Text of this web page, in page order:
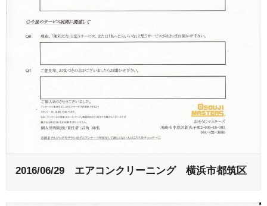
2016/06/29 エアコンクリーニング 横浜市都筑区